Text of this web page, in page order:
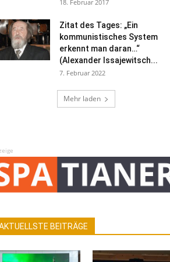
18. Februar 2017
Zitat des Tages: „Ein
kommunistisches System
erkennt man daran…“
(Alexander Issajewitsch...
7. Februar 2022
Mehr laden
BEITRÄGE